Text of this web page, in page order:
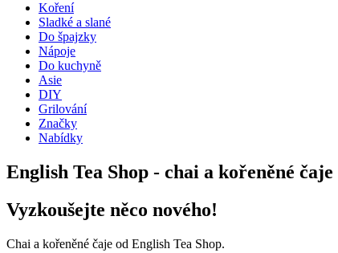
Koření
Sladké a slané
Do špajzky
Nápoje
Do kuchyně
Asie
DIY
Grilování
Značky
Nabídky
English Tea Shop - chai a kořeněné čaje
Vyzkoušejte něco nového!
Chai a kořeněné čaje od English Tea Shop.